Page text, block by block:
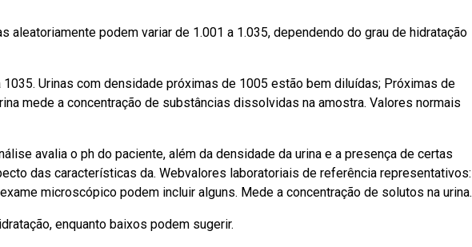
aleatoriamente podem variar de 1.001 a 1.035, dependendo do grau de hidratação
Urinas com densidade próximas de 1005 estão bem diluídas; Próximas de
mede a concentração de substâncias dissolvidas na amostra. Valores normais
avalia o ph do paciente, além da densidade da urina e a presença de certas
das características da. Webvalores laboratoriais de referência representativos:
microscópico podem incluir alguns. Mede a concentração de solutos na urina.
enquanto baixos podem sugerir.